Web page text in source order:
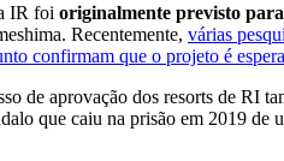
IR foi originalmente previsto
Recentemente, várias
confirmam que o projeto é
de aprovação dos resorts de RI
que caiu na prisão em 2019